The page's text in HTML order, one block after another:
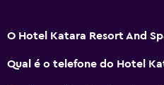
O Hotel Katara Resort And
Qual é o telefone do Hotel